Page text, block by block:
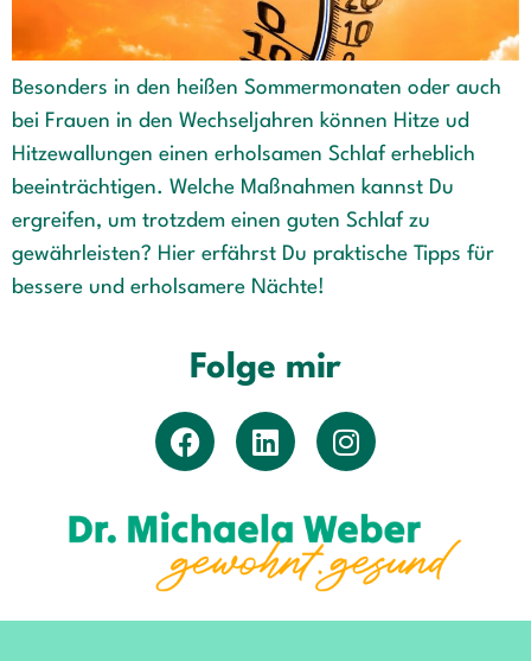
Besonders in den heißen Sommermonaten oder auch
bei Frauen in den Wechseljahren können Hitze ud
Hitzewallungen einen erholsamen Schlaf erheblich
beeinträchtigen. Welche Maßnahmen kannst Du
ergreifen, um trotzdem einen guten Schlaf zu
gewährleisten? Hier erfährst Du praktische Tipps für
bessere und erholsamere Nächte!
Folge mir